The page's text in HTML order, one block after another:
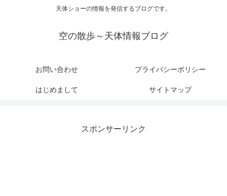
天体ショーの情報を発信するブログです。
空の散歩～天体情報ブログ
お問い合わせ プライバシーポリシー
はじめまして サイトマップ
スポンサーリンク